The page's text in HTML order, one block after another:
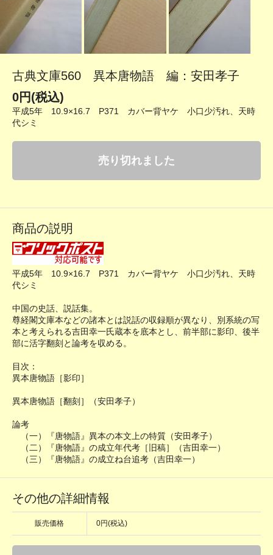
古典文庫560 異本唐物語 編：安田孝子
0円(税込)
平成5年 10.9×16.7 P371 カバー背ヤケ 小口少汚れ、天時
代シミ
売り切れました
商品の説明
平成5年 10.9×16.7 P371 カバー背ヤケ 小口少汚れ、天時
代シミ
中国の史話、説話集。
尊経閣文庫本などの諸本とは説話の収録順が異なり、別系統の写
本と考えられる吉田幸一氏蔵本を底本とし、前半部に影印、後半
部に活字翻刻と論考を収める。
目次：
異本唐物語［影印］
異本唐物語［翻刻］（安田孝子）
論考
（一）『唐物語』異本の本文上の特質（安田孝子）
（二）『唐物語』の成立年代考［旧稿］（吉田幸一）
（三）『唐物語』の成立ね台追考（吉田幸一）
その他の詳細情報
販売価格 0円(税込)